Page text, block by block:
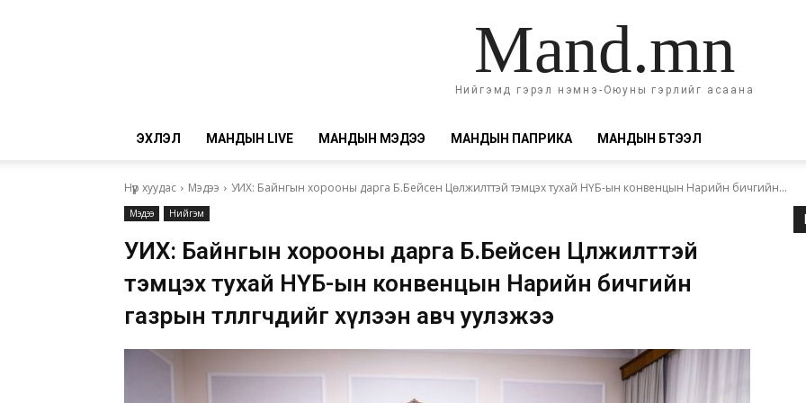
Mand.mn
Нийгэмд гэрэл нэмнэ-Оюуны гэрлийг асаана
ЭХЛЭЛ МАНДЫН LIVE МАНДЫН МЭДЭЭ МАНДЫН ПАПРИКА МАНДЫН БҮТЭЭЛ
Нүүр хуудас Мэдээ УИХ: Байнгын хорооны дарга Б.Бейсен Цөлжилттэй тэмцэх тухай НҮБ-ын конвенцын Нарийн бичгийн...
Мэдээ Нийгэм
УИХ: Байнгын хорооны дарга Б.Бейсен Цөлжилттэй
тэмцэх тухай НҮБ-ын конвенцын Нарийн бичгийн
газрын төлөөлөгчдийг хүлээн авч уулзжээ